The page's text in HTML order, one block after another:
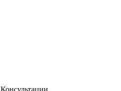
Консультации